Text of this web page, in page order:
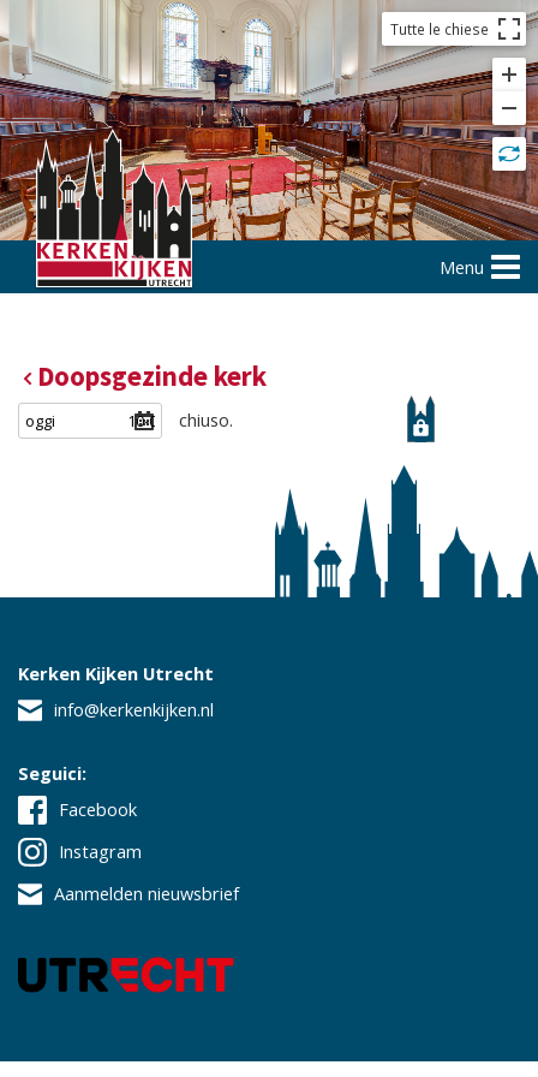
Tutte le chiese
Menu
Doopsgezinde kerk
chiuso.
Kerken Kijken Utrecht
info@kerkenkijken.nl
Seguici:
Facebook
Instagram
Aanmelden nieuwsbrief